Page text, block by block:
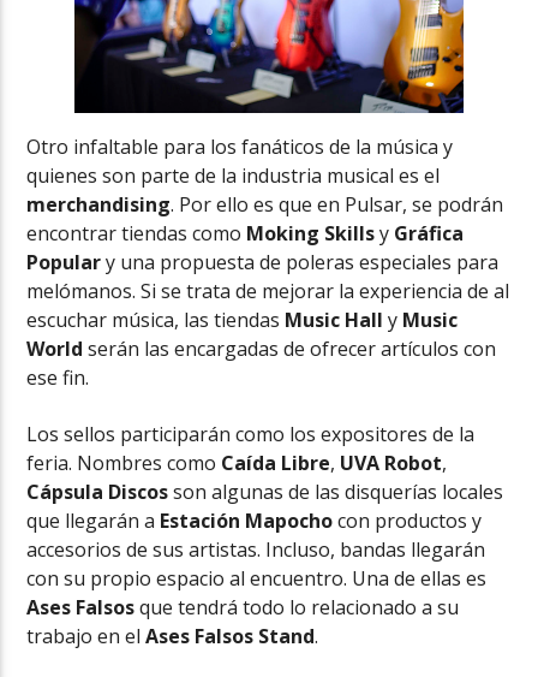
Otro infaltable para los fanáticos de la música y
quienes son parte de la industria musical es el
merchandising. Por ello es que en Pulsar, se podrán
encontrar tiendas como Moking Skillsy Gráfica
Populary una propuesta de poleras especiales para
melómanos. Si se trata de mejorar la experiencia de al
escuchar música, las tiendas Music Hally Music
World serán las encargadas de ofrecer artículos con
ese fin.
Los sellos participarán como los expositores de la
feria. Nombres como Caída Libre, UVA Robot,
Cápsula Discosson algunas de las disquerías locales
que llegarán a Estación Mapochocon productos y
accesorios de sus artistas. Incluso, bandas llegarán
con su propio espacio al encuentro. Una de ellas es
Ases Falsosque tendrá todo lo relacionado a su
trabajo en elAses Falsos Stand.